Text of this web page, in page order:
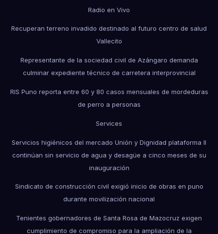
Radio en Vivo
Recuperan terreno invadido destinado al futuro centro de salud
Vallecito
Representante de la sociedad civil de Azángaro demanda
culminar expediente técnico de carretera interprovincial
RIS Puno reporta entre 60 y 80 casos mensuales de mordeduras
de perro a personas
Services
Servicios higiénicos del mercado Unión y Dignidad plataforma II
continúan sin servicio de agua y desagüe a cinco meses de su
inauguración
Sindicato de construcción civil exigió inicio de obras en puno
durante movilización nacional
Tenientes gobernadores de Santa Rosa de Mazocruz exigen
cumplimiento de compromiso para la ampliación de la